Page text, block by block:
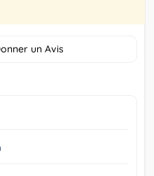
un Avis